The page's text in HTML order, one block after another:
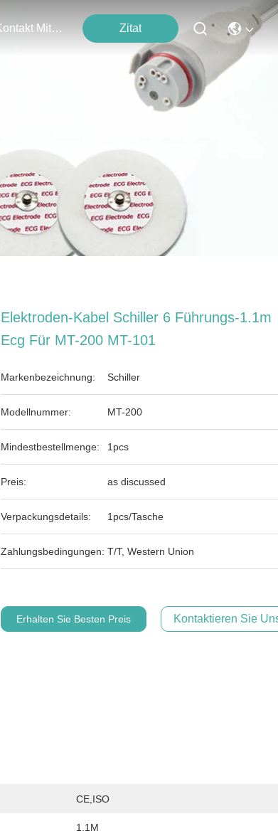
Kontakt Mit Uns Zitat
Elektroden-Kabel Schiller 6 Führungs-1.1m
Ecg Für MT-200 MT-101
Markenbezeichnung: Schiller
Modellnummer: MT-200
Mindestbestellmenge: 1pcs
Preis: as discussed
Verpackungsdetails: 1pcs/Tasche
Zahlungsbedingungen: T/T, Western Union
Erhalten Sie Besten Preis Kontaktieren Sie
CE,ISO
1.1M